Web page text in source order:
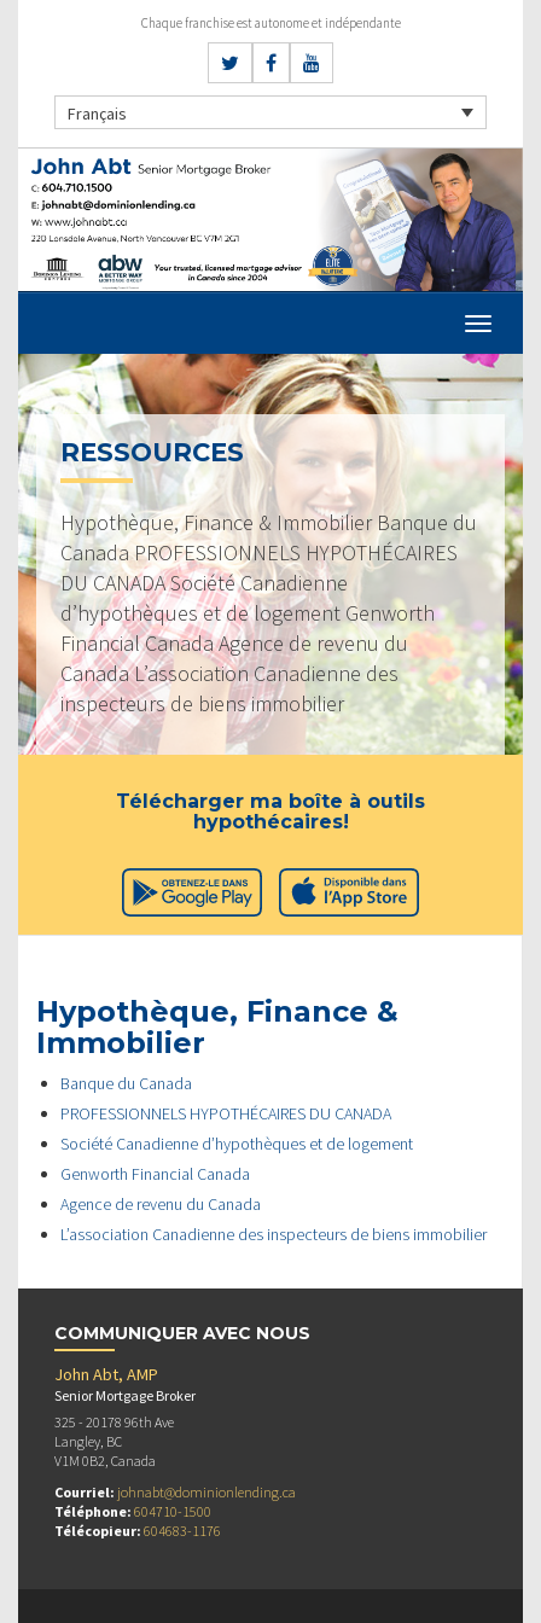
Chaque franchise est autonome et indépendante
Français
RESSOURCES
Hypothèque, Finance & Immobilier Banque du
Canada PROFESSIONNELS HYPOTHÉCAIRES
DU CANADA Société Canadienne
d’hypothèques et de logement Genworth
Financial Canada Agence de revenu du
Canada L’association Canadienne des
inspecteurs de biens immobilier
Télécharger ma boîte à outils
hypothécaires!
Hypothèque, Finance &
Immobilier
Banque du Canada
PROFESSIONNELS HYPOTHÉCAIRES DU CANADA
Société Canadienne d’hypothèques et de logement
Genworth Financial Canada
Agence de revenu du Canada
L’association Canadienne des inspecteurs de biens immobilier
COMMUNIQUER AVEC NOUS
John Abt, AMP
Senior Mortgage Broker
325 - 20178 96th Ave
Langley, BC
V1M 0B2, Canada
Courriel: johnabt@dominionlending.ca
Téléphone: 604710-1500
Télécopieur: 604683-1176